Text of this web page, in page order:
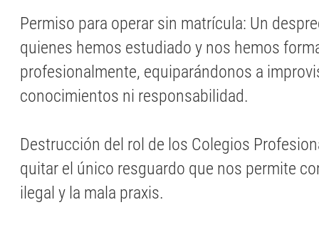
Permiso para operar sin matrícula: Un
quienes hemos estudiado y nos hemos
profesionalmente, equiparándonos a
conocimientos ni responsabilidad.
Destrucción del rol de los Colegios
quitar el único resguardo que nos permite
ilegal y la mala praxis.